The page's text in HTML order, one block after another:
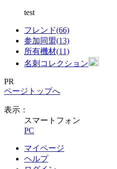
test
フレンド(66)
参加同盟(13)
所有機材(11)
名刺コレクション
PR
ページトップへ
表示：
スマートフォン
PC
マイページ
ヘルプ